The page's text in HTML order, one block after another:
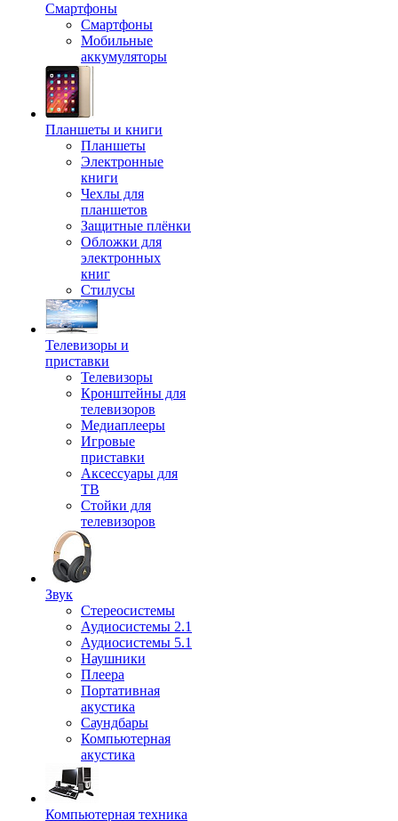
Смартфоны
Смартфоны
Мобильные
аккумуляторы
Планшеты и книги
Планшеты
Электронные
книги
Чехлы для
планшетов
Защитные плёнки
Обложки для
электронных
книг
Стилусы
Телевизоры и
приставки
Телевизоры
Кронштейны для
телевизоров
Медиаплееры
Игровые
приставки
Аксессуары для
ТВ
Стойки для
телевизоров
Звук
Стереосистемы
Аудиосистемы 2.1
Аудиосистемы 5.1
Наушники
Плеера
Портативная
акустика
Саундбары
Компьютерная
акустика
Компьютерная техника